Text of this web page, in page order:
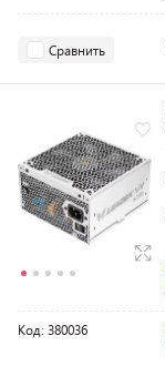
Сравнить
Код: 380036